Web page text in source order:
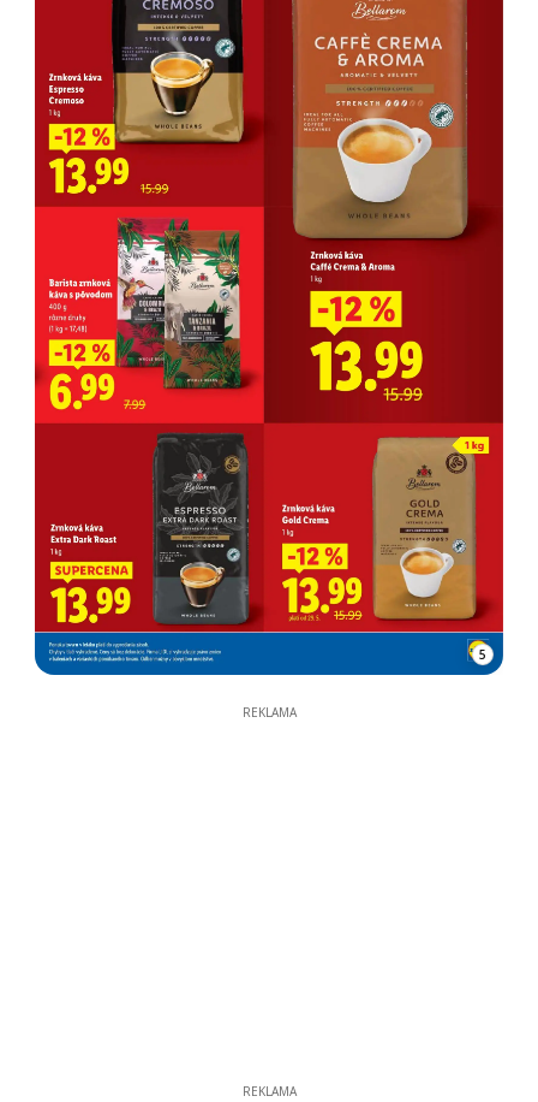
5
REKLAMA
REKLAMA